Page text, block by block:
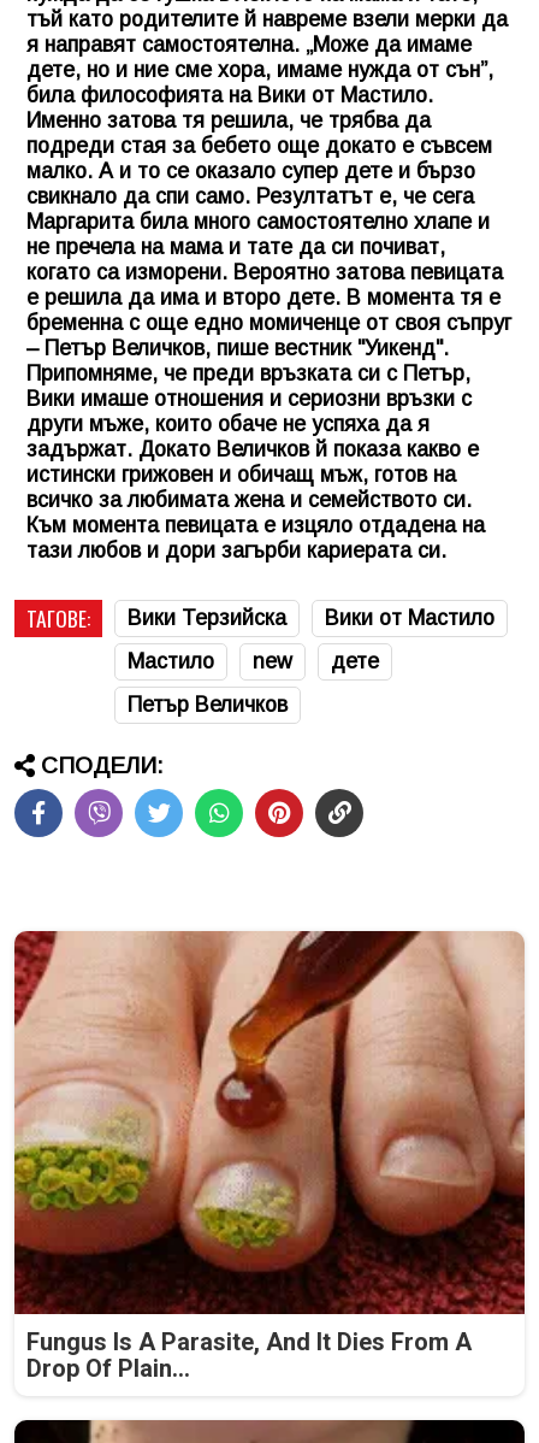
тъй като родителите й навреме взели мерки да
я направят самостоятелна. „Може да имаме
дете, но и ние сме хора, имаме нужда от сън”,
била философията на Вики от Мастило.
Именно затова тя решила, че трябва да
подреди стая за бебето още докато е съвсем
малко. А и то се оказало супер дете и бързо
свикнало да спи само. Резултатът е, че сега
Маргарита била много самостоятелно хлапе и
не пречела на мама и тате да си почиват,
когато са изморени. Вероятно затова певицата
е решила да има и второ дете. В момента тя е
бременна с още едно момиченце от своя съпруг
– Петър Величков, пише вестник "Уикенд".
Припомняме, че преди връзката си с Петър,
Вики имаше отношения и сериозни връзки с
други мъже, които обаче не успяха да я
задържат. Докато Величков й показа какво е
истински грижовен и обичащ мъж, готов на
всичко за любимата жена и семейството си.
Към момента певицата е изцяло отдадена на
тази любов и дори загърби кариерата си.
ТАГОВЕ: Вики Терзийска
Вики от Мастило
Мастило
new
дете
Петър Величков
СПОДЕЛИ:
Fungus Is A Parasite, And It Dies From A
Drop Of Plain...